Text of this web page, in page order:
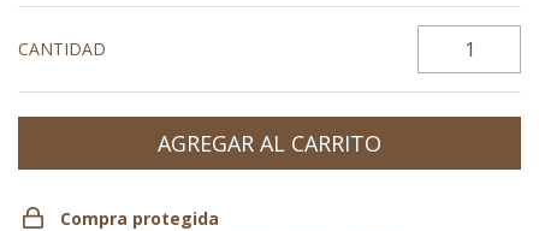
CANTIDAD
Compra protegida